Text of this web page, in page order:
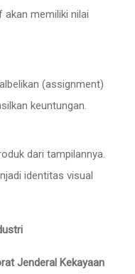
akan memiliki nilai
(assignment)
keuntungan.
dari tampilannya.
identitas visual
Jenderal Kekayaan